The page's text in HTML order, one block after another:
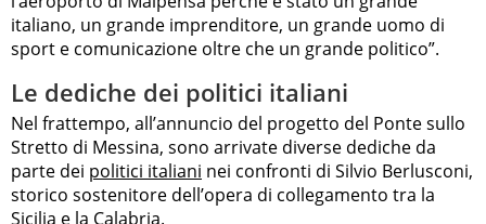
italiano, un grande imprenditore, un grande uomo di
sport e comunicazione oltre che un grande politico”.
Le dediche dei politici italiani
Nel frattempo, all’annuncio del progetto del Ponte sullo
Stretto di Messina, sono arrivate diverse dediche da
parte dei politici italiani nei confronti di Silvio Berlusconi,
storico sostenitore dell’opera di collegamento tra la
Sicilia e la Calabria.